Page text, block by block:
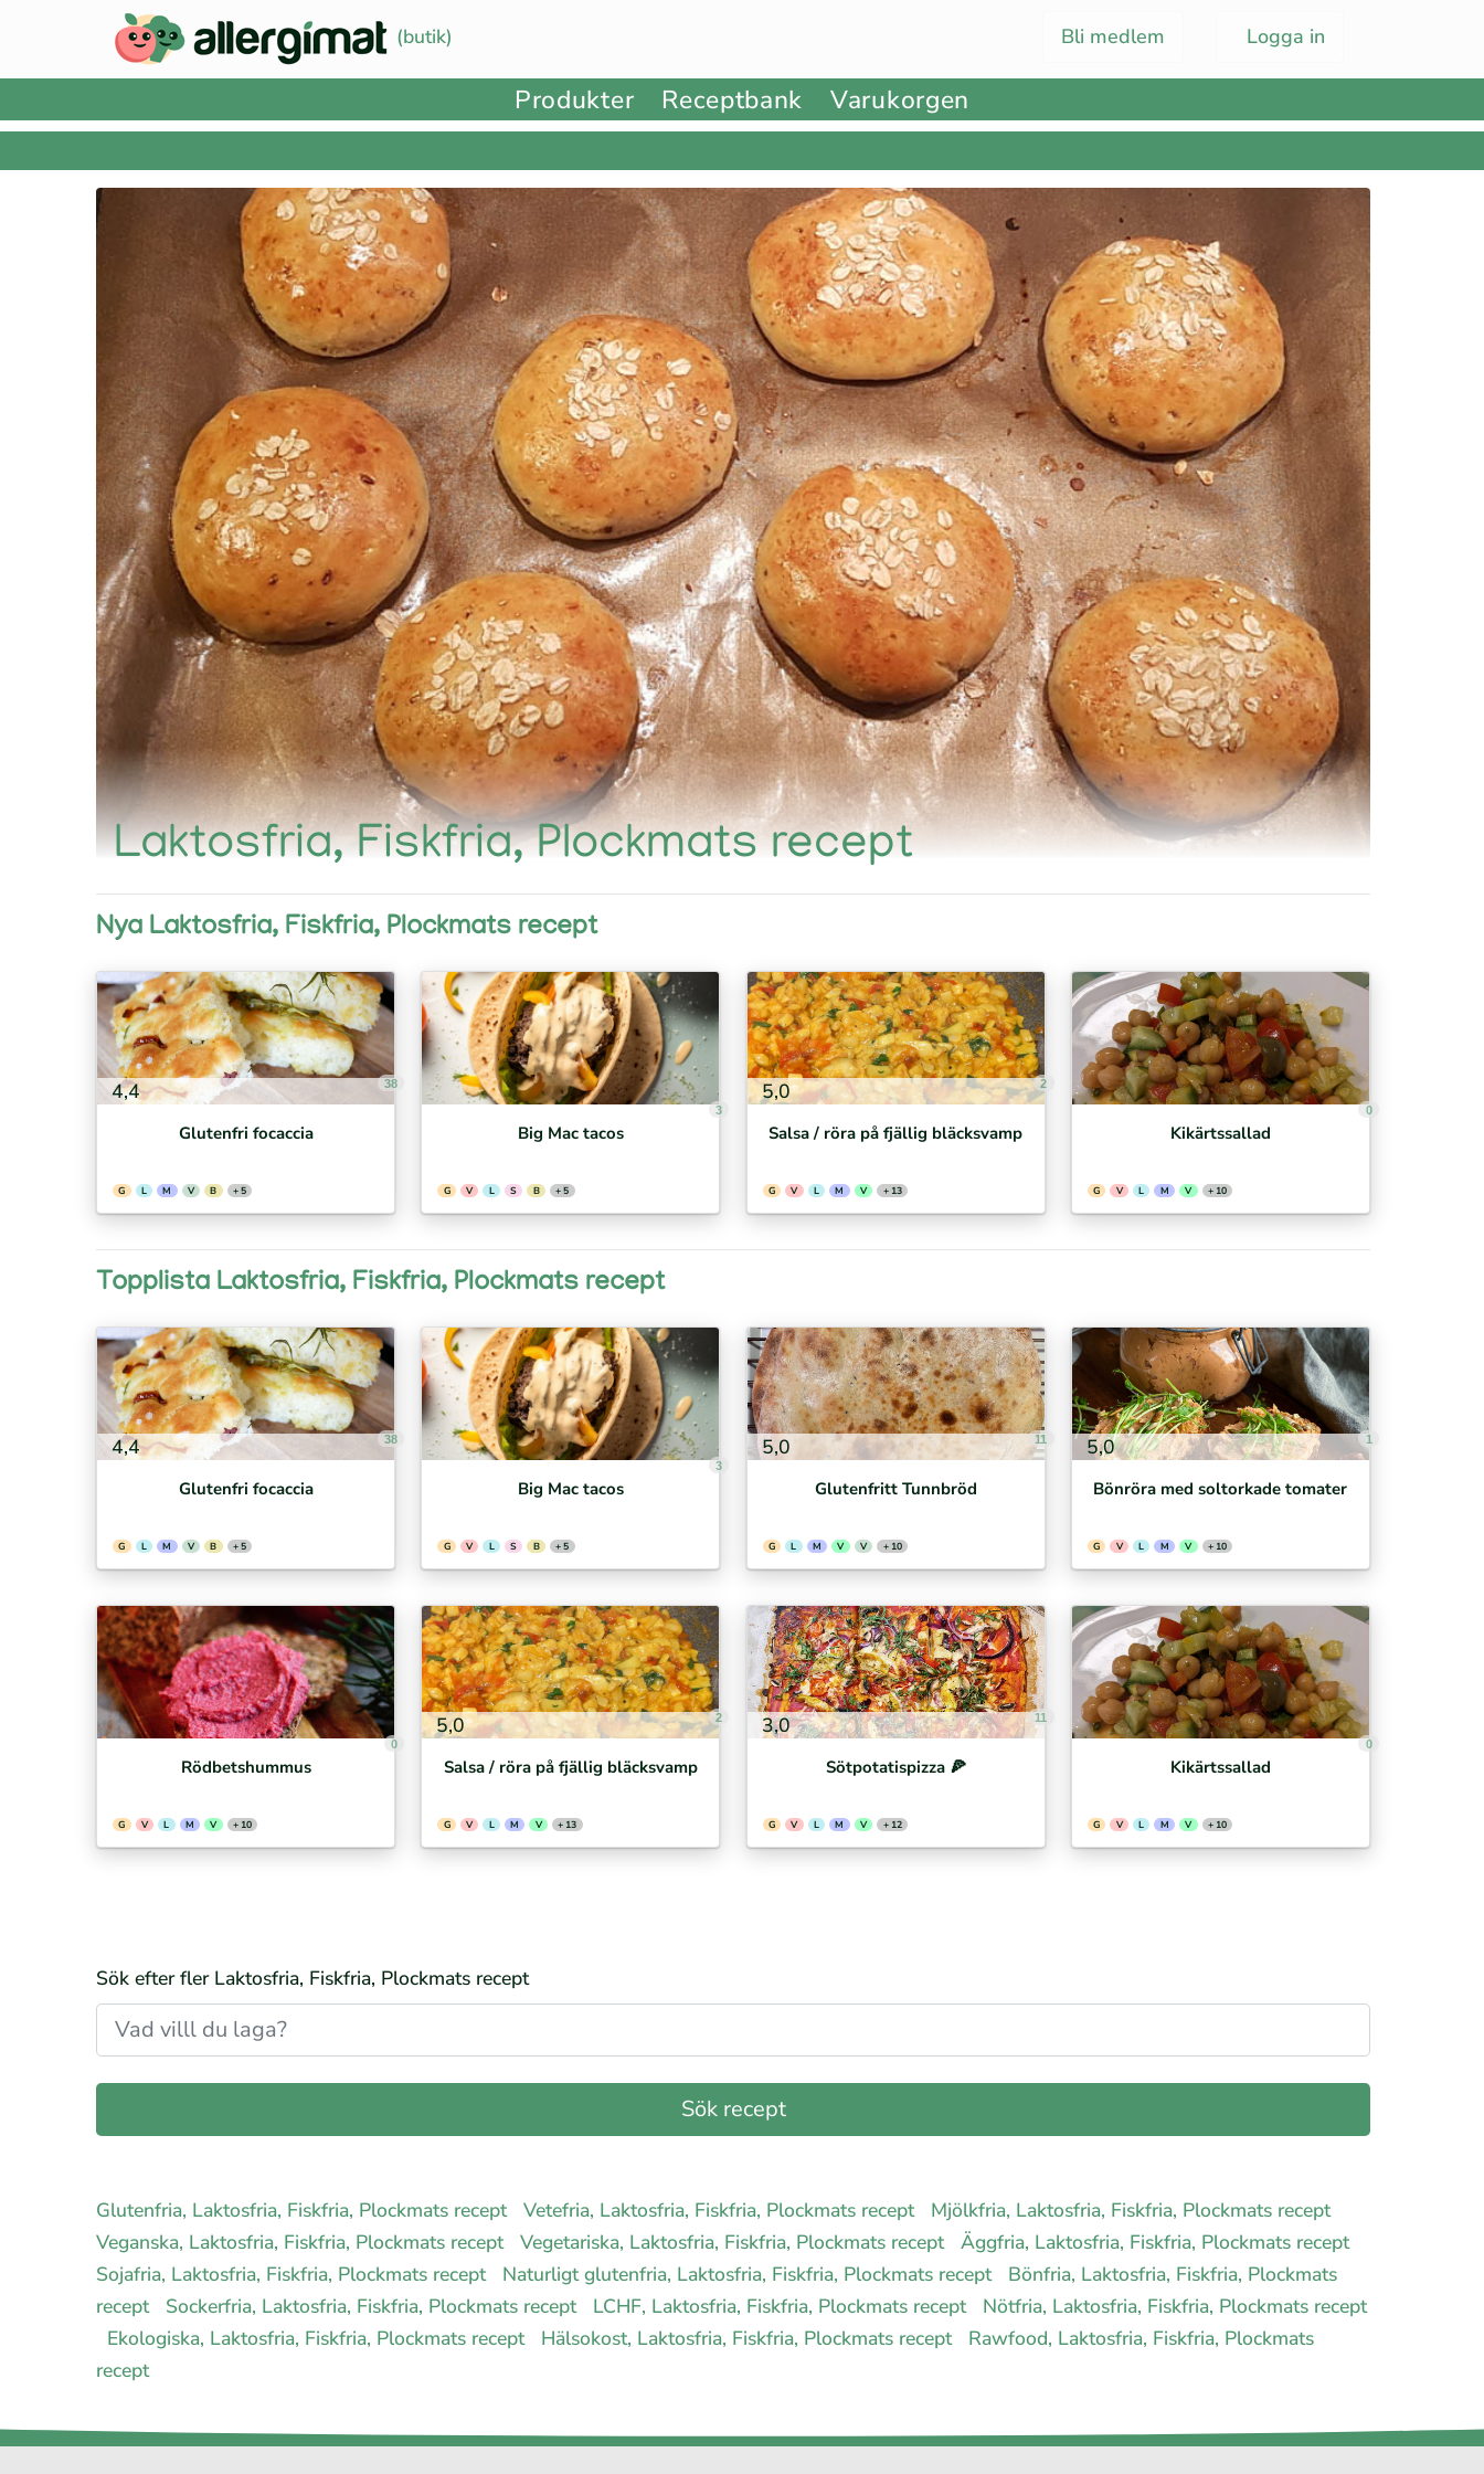
(butik) Logga in
Bli medlem
Produkter Receptbank Varukorgen
Laktosfria, Fiskfria, Plockmats recept
Nya Laktosfria, Fiskfria, Plockmats recept
4,4 38
Glutenfri focaccia
G L M V B + 5
3
Big Mac tacos
G V L S B + 5
5,0 2
Salsa / röra på fjällig bläcksvamp
G V L M V + 13
0
Kikärtssallad
G V L M V + 10
Topplista Laktosfria, Fiskfria, Plockmats recept
4,4 38
Glutenfri focaccia
G L M V B + 5
3
Big Mac tacos
G V L S B + 5
5,0 11
Glutenfritt Tunnbröd
G L M V V + 10
5,0 1
Bönröra med soltorkade tomater
G V L M V + 10
0
Rödbetshummus
G V L M V + 10
5,0 2
Salsa / röra på fjällig bläcksvamp
G V L M V + 13
3,0 11
Sötpotatispizza 🍕⁣
G V L M V + 12
0
Kikärtssallad
G V L M V + 10
Sök efter fler Laktosfria, Fiskfria, Plockmats recept
Glutenfria, Laktosfria, Fiskfria, Plockmats recept Vetefria, Laktosfria, Fiskfria, Plockmats recept
Mjölkfria, Laktosfria, Fiskfria, Plockmats recept
Veganska, Laktosfria, Fiskfria, Plockmats recept Vegetariska, Laktosfria, Fiskfria, Plockmats recept Äggfria, Laktosfria, Fiskfria, Plockmats recept
Sojafria, Laktosfria, Fiskfria, Plockmats recept
Naturligt glutenfria, Laktosfria, Fiskfria, Plockmats recept
Bönfria, Laktosfria, Fiskfria, Plockmats
recept
Sockerfria, Laktosfria, Fiskfria, Plockmats recept LCHF, Laktosfria, Fiskfria, Plockmats recept
Nötfria, Laktosfria, Fiskfria, Plockmats recept
Ekologiska, Laktosfria, Fiskfria, Plockmats recept
Hälsokost, Laktosfria, Fiskfria, Plockmats recept
Rawfood, Laktosfria, Fiskfria, Plockmats
recept